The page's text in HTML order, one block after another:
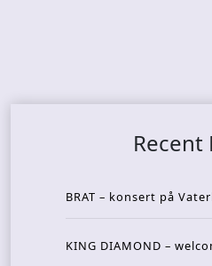
Recent
BRAT – konsert på
KING DIAMOND –